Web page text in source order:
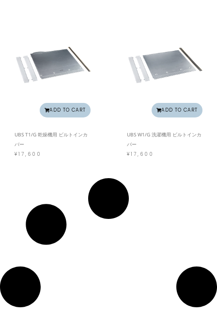
ADD TO CART
UBS T1/G 乾燥機用 ビルトインカ
バー
¥ 17,600
ADD TO CART
UBS W1/G 洗濯機用 ビルトインカ
バー
¥ 17,600